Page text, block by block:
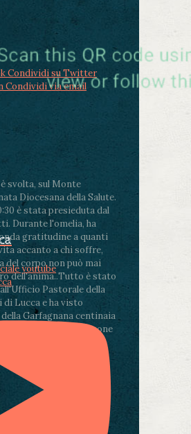
Condividi su Twitter
Condividi via email
svolta, sul Monte
Diocesana della Salute.
è stata presieduta dal
Durante l'omelia, ha
gratitudine a quanti
accanto a chi soffre,
del corpo non può mai
dell'anima..Tutto è stato
Pastorale della
di Lucca e ha visto
Garfagnana centinaia
volontari e persone
youtube